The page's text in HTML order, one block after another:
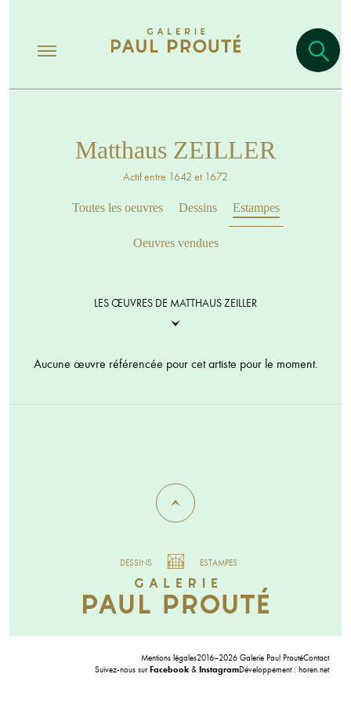
Matthaus ZEILLER
Actif entre 1642 et 1672
Toutes les oeuvres Dessins Estampes
Oeuvres vendues
LES ŒUVRES DE MATTHAUS ZEILLER
Aucune œuvre référencée pour cet artiste pour le moment.
DESSINS ESTAMPES
Mentions légales2016–2026 Galerie Paul ProutéContact
Suivez-nous surFacebook & InstagramDéveloppement : horen.net